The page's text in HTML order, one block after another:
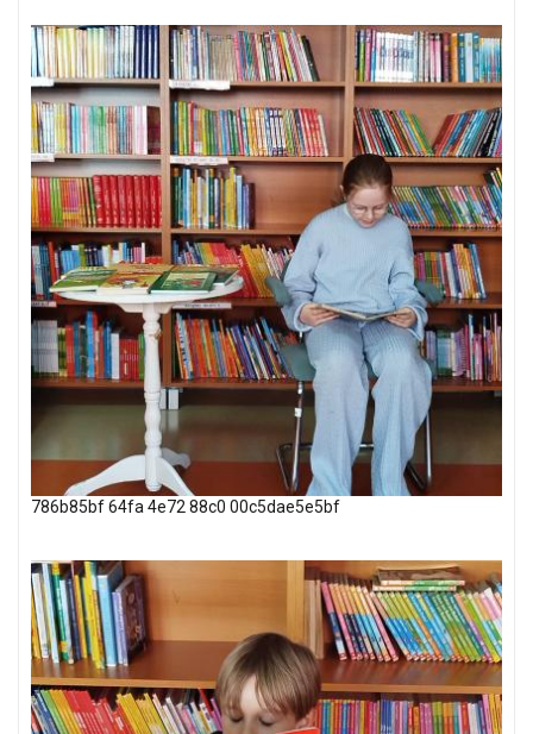
786b85bf 64fa 4e72 88c0 00c5dae5e5bf